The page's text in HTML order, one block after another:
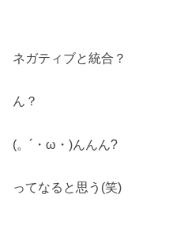
ネガティブと統合？
ん？
(。´・ω・)んんん?
ってなると思う(笑)